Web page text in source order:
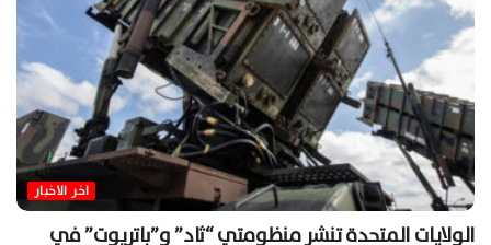
اخر الاخبار
الولايات المتحدة تنشر منظومتي “ثاد” و”باتريوت” في